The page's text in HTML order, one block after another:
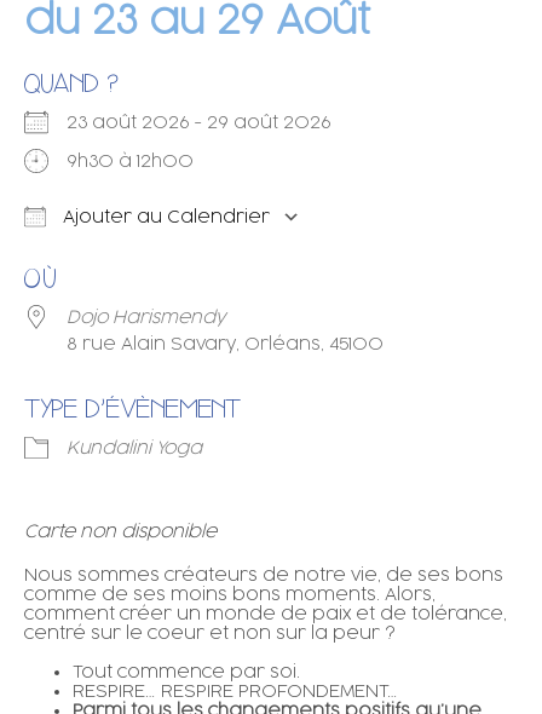
du 23 au 29 Août
QUAND ?
23 août 2026 - 29 août 2026
9h30 à 12h00
Ajouter au Calendrier
OÙ
Dojo Harismendy
8 rue Alain Savary, Orléans, 45100
TYPE D’ÉVÈNEMENT
Kundalini Yoga
Carte non disponible
Nous sommes créateurs de notre vie, de ses bons
comme de ses moins bons moments. Alors,
comment créer un monde de paix et de tolérance,
centré sur le coeur et non sur la peur ?
Tout commence par soi.
RESPIRE… RESPIRE PROFONDEMENT…